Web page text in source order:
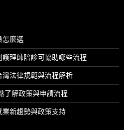
怎麼選
理師陪診可協助哪些流程
法律規範與流程解析
了解政策與申請流程
新趨勢與政策支持